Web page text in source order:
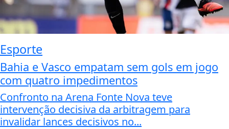
Esporte
Bahia e Vasco empatam sem gols em jogo
com quatro impedimentos
Confronto na Arena Fonte Nova teve
intervenção decisiva da arbitragem para
invalidar lances decisivos no...